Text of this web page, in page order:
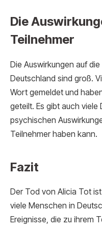
Die
Teilnehmer
Die Auswirkungen auf
Deutschland sind groß.
Wort gemeldet und
geteilt. Es gibt auch viele
psychischen
Teilnehmer haben kann.
Fazit
Der Tod von Alicia Tot
viele Menschen in
Ereignisse, die zu ihrem